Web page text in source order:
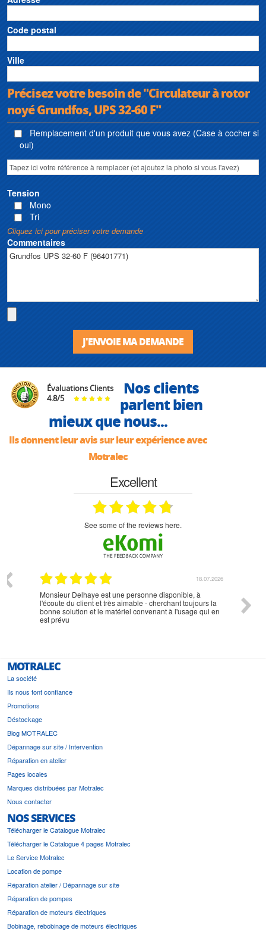
Code postal
Ville
Précisez votre besoin de "Circulateur à rotor
noyé Grundfos, UPS 32-60 F"
Remplacement d'un produit que vous avez (Case à cocher si
oui)
Tension
Mono
Tri
Cliquez ici pour préciser votre demande
Commentaires
J'ENVOIE MA DEMANDE
Évaluations Clients
4.8/5
Nos clients
parlent bien
mieux que nous...
Ils donnent leur avis sur leur expérience avec
Motralec
Excellent
see some of the reviews here.
18.07.2026
Monsieur Delhaye est une personne disponible, à
l'écoute du client et très aimable - cherchant toujours la
bonne solution et le matériel convenant à l'usage qui en
est prévu
MOTRALEC
La société
Ils nous font confiance
Promotions
Déstockage
Blog MOTRALEC
Dépannage sur site / Intervention
Réparation en atelier
Pages locales
Marques distribuées par Motralec
Nous contacter
NOS SERVICES
Télécharger le Catalogue Motralec
Télécharger le Catalogue 4 pages Motralec
Le Service Motralec
Location de pompe
Réparation atelier / Dépannage sur site
Réparation de pompes
Réparation de moteurs électriques
Bobinage, rebobinage de moteurs électriques